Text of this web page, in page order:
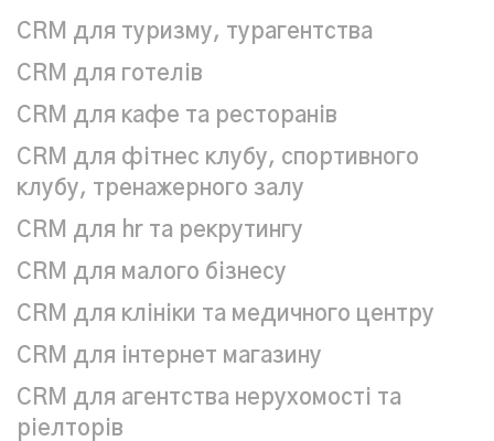
CRM для туризму, турагентства
CRM для готелів
CRM для кафе та ресторанів
CRM для фітнес клубу, спортивного
клубу, тренажерного залу
CRM для hr та рекрутингу
CRM для малого бізнесу
CRM для клініки та медичного центру
CRM для інтернет магазину
CRM для агентства нерухомості та
ріелторів